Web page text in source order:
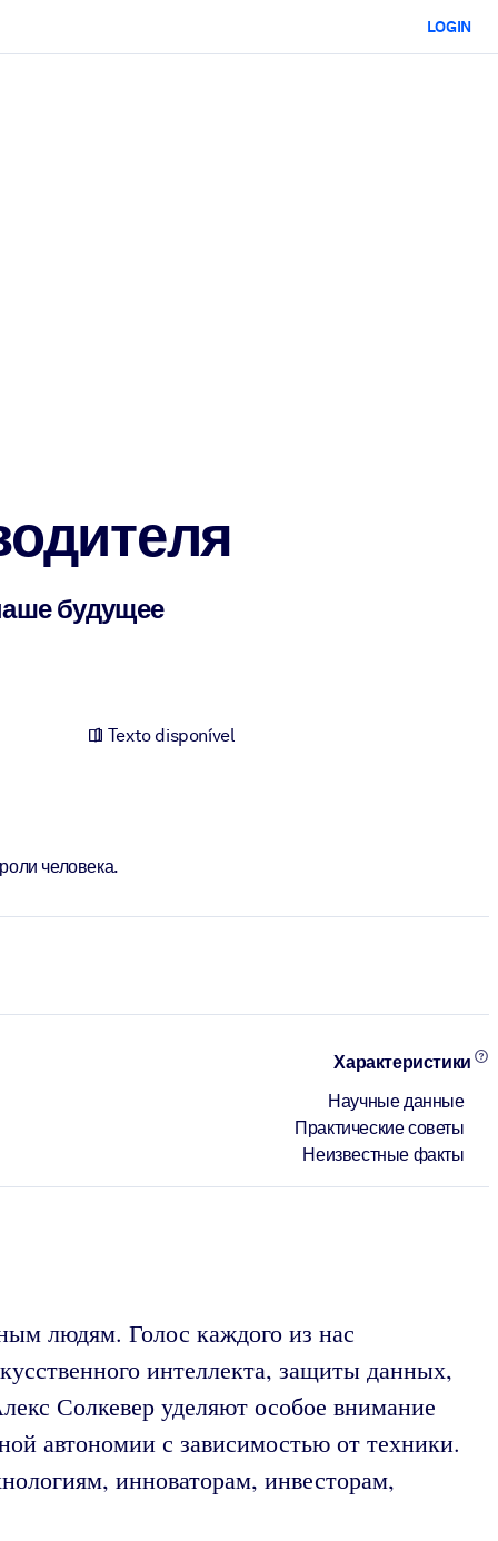
LOGIN
будущее
Texto disponível
человека.
Характеристики
Научные данные
Практические советы
Неизвестные факты
людям. Голос каждого из нас
интеллекта, защиты данных,
Солкевер уделяют особое внимание
автономии с зависимостью от техники.
инноваторам, инвесторам,